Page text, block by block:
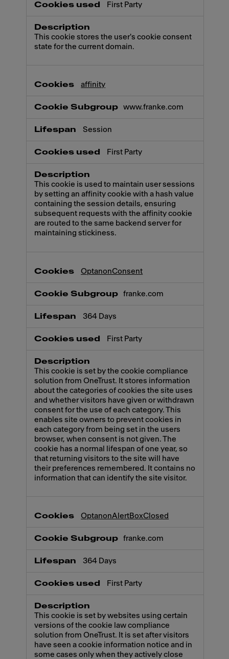
First Party
This cookie stores the user's cookie consent
state for the current domain.
affinity
www.franke.com
Session
First Party
This cookie is used to maintain user sessions
by setting an affinity cookie with a hash value
containing the session details, ensuring
subsequent requests with the affinity cookie
are routed to the same backend server for
maintaining stickiness.
OptanonConsent
franke.com
364 Days
First Party
This cookie is set by the cookie compliance
solution from OneTrust. It stores information
about the categories of cookies the site uses
and whether visitors have given or withdrawn
consent for the use of each category. This
enables site owners to prevent cookies in
each category from being set in the users
browser, when consent is not given. The
cookie has a normal lifespan of one year, so
that returning visitors to the site will have
their preferences remembered. It contains no
information that can identify the site visitor.
OptanonAlertBoxClosed
franke.com
364 Days
First Party
This cookie is set by websites using certain
versions of the cookie law compliance
solution from OneTrust. It is set after visitors
have seen a cookie information notice and in
some cases only when they actively close